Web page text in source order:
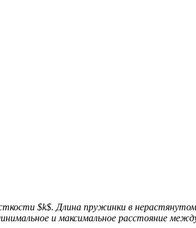
$k$. Длина пружинки в
и максимальное расстояние